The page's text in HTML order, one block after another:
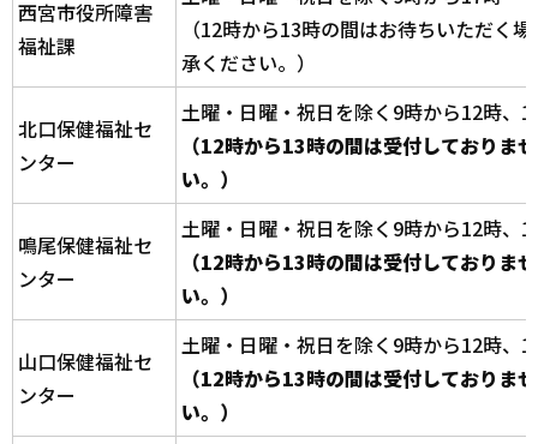
西宮市役所障害
福祉課
（12時から13時の間はお待ちいただく
承ください。）
北口保健福祉セ
ンター
土曜・日曜・祝日を除く9時から12時、
（12時から13時の間は受付しておりま
い。）
鳴尾保健福祉セ
ンター
土曜・日曜・祝日を除く9時から12時、
（12時から13時の間は受付しておりま
い。）
山口保健福祉セ
ンター
土曜・日曜・祝日を除く9時から12時、
（12時から13時の間は受付しておりま
い。）